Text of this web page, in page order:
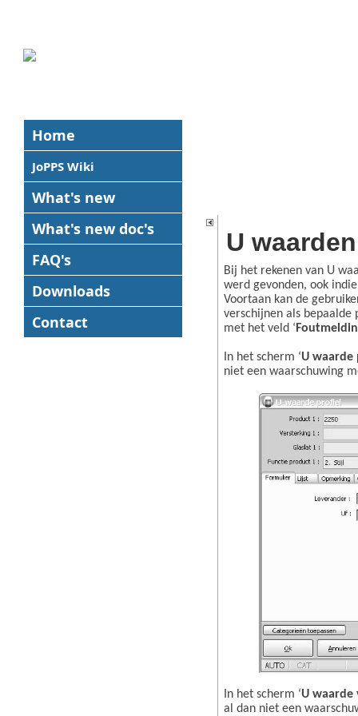
Home
JoPPS Wiki
What's new
What's new doc's
FAQ's
Downloads
Contact
U
Bij het rekenen van U
werd gevonden, ook
Voortaan kan de
verschijnen als bepaalde
met het veld ‘
In het scherm ‘U waarde
niet een waarschuwing
In het scherm ‘U waarde
al dan niet een